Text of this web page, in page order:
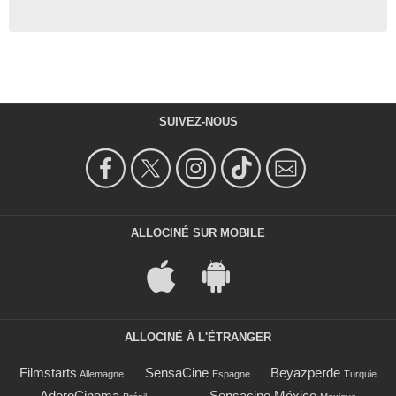
SUIVEZ-NOUS
ALLOCINÉ SUR MOBILE
ALLOCINÉ À L'ÉTRANGER
Filmstarts Allemagne SensaCine Espagne Beyazperde Turquie